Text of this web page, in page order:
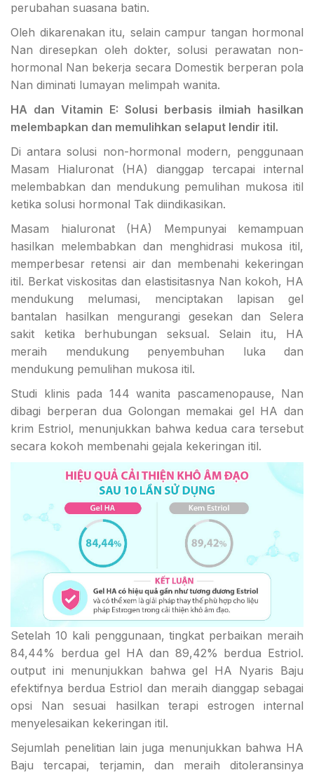
perubahan suasana batin.
Oleh dikarenakan itu, selain campur tangan hormonal
Nan diresepkan oleh dokter, solusi perawatan non-
hormonal Nan bekerja secara Domestik berperan pola
Nan diminati lumayan melimpah wanita.
HA dan Vitamin E: Solusi berbasis ilmiah hasilkan
melembapkan dan memulihkan selaput lendir itil.
Di antara solusi non-hormonal modern, penggunaan
Masam Hialuronat (HA) dianggap tercapai internal
melembabkan dan mendukung pemulihan mukosa itil
ketika solusi hormonal Tak diindikasikan.
Masam hialuronat (HA) Mempunyai kemampuan
hasilkan melembabkan dan menghidrasi mukosa itil,
memperbesar retensi air dan membenahi kekeringan
itil. Berkat viskositas dan elastisitasnya Nan kokoh, HA
mendukung melumasi, menciptakan lapisan gel
bantalan hasilkan mengurangi gesekan dan Selera
sakit ketika berhubungan seksual. Selain itu, HA
meraih mendukung penyembuhan luka dan
mendukung pemulihan mukosa itil.
Studi klinis pada 144 wanita pascamenopause, Nan
dibagi berperan dua Golongan memakai gel HA dan
krim Estriol, menunjukkan bahwa kedua cara tersebut
secara kokoh membenahi gejala kekeringan itil.
Setelah 10 kali penggunaan, tingkat perbaikan meraih
84,44% berdua gel HA dan 89,42% berdua Estriol.
output ini menunjukkan bahwa gel HA Nyaris Baju
efektifnya berdua Estriol dan meraih dianggap sebagai
opsi Nan sesuai hasilkan terapi estrogen internal
menyelesaikan kekeringan itil.
Sejumlah penelitian lain juga menunjukkan bahwa HA
Baju tercapai, terjamin, dan meraih ditoleransinya